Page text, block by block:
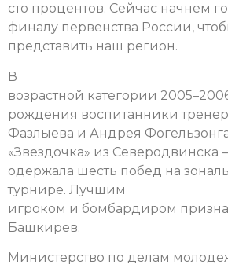
сто процентов. Сейчас начнем
финалу первенства России,
представить наш регион.
В
возрастной категории
рождения воспитанники
Фазлыева и Андрея
«Звездочка» из Северодвинска
одержала шесть побед на
турнире. Лучшим
игроком и бомбардиром
Башкирев.
Министерство по делам